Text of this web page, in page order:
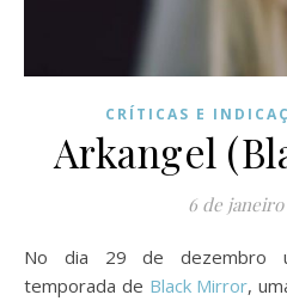
CRÍTICAS E
Arkangel
6 de janeiro
No dia 29 de dezembro último estreou a quarta
temporada de Black Mirror,